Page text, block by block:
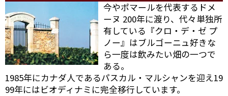
今やポマールを代表するドメ
ーヌ 200年に渡り、代々単独所
有している『クロ・デ・ゼ プ
ノー』はブルゴーニュ好きな
ら一度は飲みたい畑の一つで
ある。
1985年にカナダ人であるパスカル・マルシャンを迎え19
99年にはビオディナミに完全移行しています。